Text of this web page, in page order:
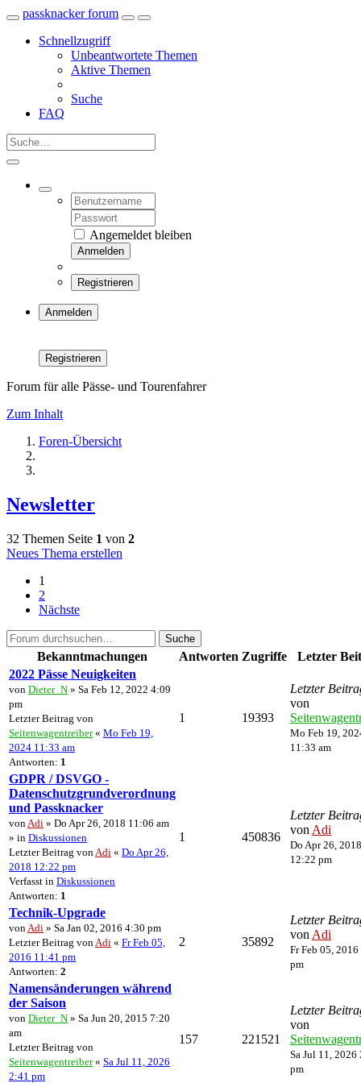
passknacker forum
Schnellzugriff
Unbeantwortete Themen
Aktive Themen
Suche
FAQ
Angemeldet bleiben
Anmelden
Registrieren
Anmelden
Registrieren
Forum für alle Pässe- und Tourenfahrer
Zum Inhalt
Foren-Übersicht
Newsletter
32 Themen Seite 1 von 2
Neues Thema erstellen
1
2
Nächste
Suche
Bekanntmachungen Antworten Zugriffe
Letzter
2022 Pässe Neuigkeiten
von Dieter_N » Sa Feb 12, 2022 4:09
pm
Letzter Beitrag von
Seitenwagentreiber« Mo Feb 19,
2024 11:33 am
Antworten: 1
1 19393
Letzter
von
Mo Feb 19,
11:33 am
GDPR / DSVGO -
Datenschutzgrundverordnung
und Passknacker
von Adi » Do Apr 26, 2018 11:06 am
» in Diskussionen
Letzter Beitrag von Adi « Do Apr 26,
2018 12:22 pm
Verfasst in Diskussionen
Antworten: 1
1 450836
Letzter
von Adi
Do Apr 26, 2018
12:22 pm
Technik-Upgrade
von Adi » Sa Jan 02, 2016 4:30 pm
Letzter Beitrag von Adi « Fr Feb 05,
2016 11:41 pm
Antworten: 2
2 35892
Letzter
von Adi
Fr Feb 05,
pm
Namensänderungen während
der Saison
von Dieter_N » Sa Jun 20, 2015 7:20
am
Letzter Beitrag von
Seitenwagentreiber« Sa Jul 11, 2026
2:41 pm
157 221521
Letzter
von
Sa Jul 11, 2026
pm